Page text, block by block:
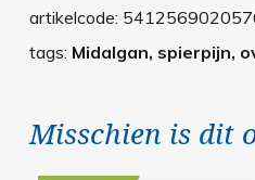
artikelcode:
tags: Midalgan, spierpijn,
Misschien is dit